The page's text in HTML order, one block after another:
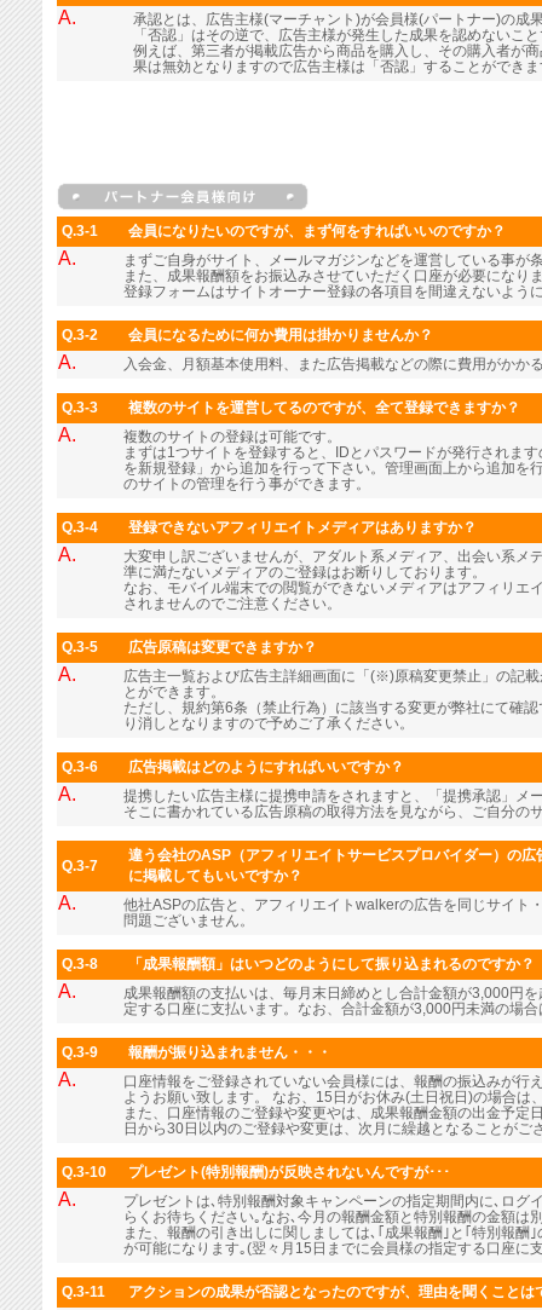
A.
承認とは、広告主様(マーチャント)が会員様(パートナー)の成
「否認」はその逆で、広告主様が発生した成果を認めないこ
例えば、第三者が掲載広告から商品を購入し、その購入者が
果は無効となりますので広告主様は「否認」することができ
Q.3-1 会員になりたいのですが、まず何をすればいいのですか？
A.
まずご自身がサイト、メールマガジンなどを運営している事が
また、成果報酬額をお振込みさせていただく口座が必要になり
登録フォームはサイトオーナー登録の各項目を間違えないよう
Q.3-2 会員になるために何か費用は掛かりませんか？
A. 入会金、月額基本使用料、また広告掲載などの際に費用がかか
Q.3-3 複数のサイトを運営してるのですが、全て登録できますか？
A.
複数のサイトの登録は可能です。
まずは1つサイトを登録すると、IDとパスワードが発行されま
を新規登録」から追加を行って下さい。管理画面上から追加を
のサイトの管理を行う事ができます。
Q.3-4 登録できないアフィリエイトメディアはありますか？
A.
大変申し訳ございませんが、アダルト系メディア、出会い系メ
準に満たないメディアのご登録はお断りしております。
なお、モバイル端末での閲覧ができないメディアはアフィリエ
されませんのでご注意ください。
Q.3-5 広告原稿は変更できますか？
A.
広告主一覧および広告主詳細画面に「(※)原稿変更禁止」の記
とができます。
ただし、規約第6条（禁止行為）に該当する変更が弊社にて確
り消しとなりますので予めご了承ください。
Q.3-6 広告掲載はどのようにすればいいですか？
A.
提携したい広告主様に提携申請をされますと、「提携承認」メ
そこに書かれている広告原稿の取得方法を見ながら、ご自分の
Q.3-7
違う会社のASP（アフィリエイトサービスプロバイダー）の
に掲載してもいいですか？
A.
他社ASPの広告と、アフィリエイトwalkerの広告を同じサイト
問題ございません。
Q.3-8 「成果報酬額」はいつどのようにして振り込まれるのですか？
A.
成果報酬額の支払いは、毎月末日締めとし合計金額が3,000円
定する口座に支払います。なお、合計金額が3,000円未満の場
Q.3-9 報酬が振り込まれません・・・
A.
口座情報をご登録されていない会員様には、報酬の振込みが行
ようお願い致します。 なお、15日がお休み(土日祝日)の場合は
また、口座情報のご登録や変更やは、成果報酬金額の出金予定
日から30日以内のご登録や変更は、次月に繰越となることがご
Q.3-10 プレゼント(特別報酬)が反映されないんですが･･･
A.
プレゼントは､特別報酬対象キャンペーンの指定期間内に､ログ
らくお待ちください｡なお､今月の報酬金額と特別報酬の金額は
また、報酬の引き出しに関しましては､｢成果報酬｣と｢特別報酬
が可能になります｡(翌々月15日までに会員様の指定する口座に
Q.3-11 アクションの成果が否認となったのですが、理由を聞くことは